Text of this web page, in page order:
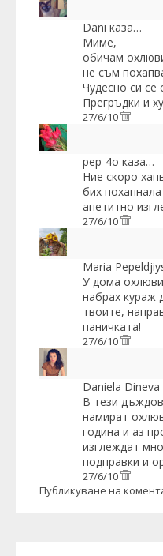
Dani каза…
Миме,
обичам
не съм
Чудесно си се
Прегръдки и
27/6/10
pep-4o каза…
Ние скоро
бих
апетитно
27/6/10
Maria
У дома
набрах кураж
твоите,
паничката!
27/6/10
Daniela Dineva
В тези
намират
година и аз
изглеждат
подправки и
27/6/10
Публикуване на